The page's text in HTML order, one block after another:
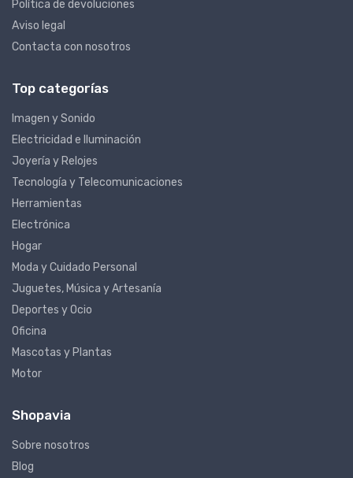
Política de devoluciones
Aviso legal
Contacta con nosotros
Top categorías
Imagen y Sonido
Electricidad e Iluminación
Joyería y Relojes
Tecnología y Telecomunicaciones
Herramientas
Electrónica
Hogar
Moda y Cuidado Personal
Juguetes, Música y Artesanía
Deportes y Ocio
Oficina
Mascotas y Plantas
Motor
Shopavia
Sobre nosotros
Blog